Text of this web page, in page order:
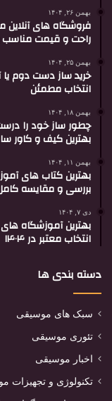
بهمن ۲۶, ۱۴۰۴
فروشگاه های آنلاین
راحت و قیمت مناسب
بهمن ۲۵, ۱۴۰۴
خرید ساز دست دوم یا
انتخاب مطمئن
بهمن ۱۸, ۱۴۰۴
چطور ساز خود را
بهترین کیف و کاور ساز
بهمن ۱۱, ۱۴۰۴
بهترین کتاب های
بررسی و مقایسه
دی ۷, ۱۴۰۴
بهترین آموزشگاه
انتخاب معتبر در ۱۴۰۴
دسته بندی ها
سبک های موسیقی
تئوری موسیقی
اخبار موسیقی
تکنولوژی و تجهیزات